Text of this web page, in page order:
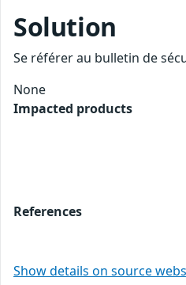
Solution
Se référer au bulletin de
None
Impacted products
References
Show details on source